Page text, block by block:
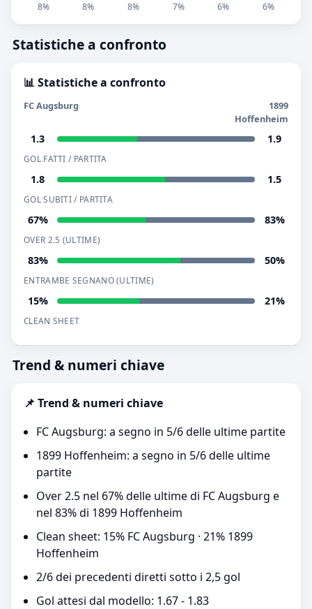
8% 8% 8% 7% 6% 6%
Statistiche a confronto
📊 Statistiche a confronto
FC Augsburg
1899
Hoffenheim
1.3 1.9
GOL FATTI / PARTITA
1.8 1.5
GOL SUBITI / PARTITA
67% 83%
OVER 2.5 (ULTIME)
83% 50%
ENTRAMBE SEGNANO (ULTIME)
15% 21%
CLEAN SHEET
Trend & numeri chiave
📌 Trend & numeri chiave
FC Augsburg: a segno in 5/6 delle ultime partite
1899 Hoffenheim: a segno in 5/6 delle ultime
partite
Over 2.5 nel 67% delle ultime di FC Augsburg e
nel 83% di 1899 Hoffenheim
Clean sheet: 15% FC Augsburg · 21% 1899
Hoffenheim
2/6 dei precedenti diretti sotto i 2,5 gol
Gol attesi dal modello: 1.67 - 1.83